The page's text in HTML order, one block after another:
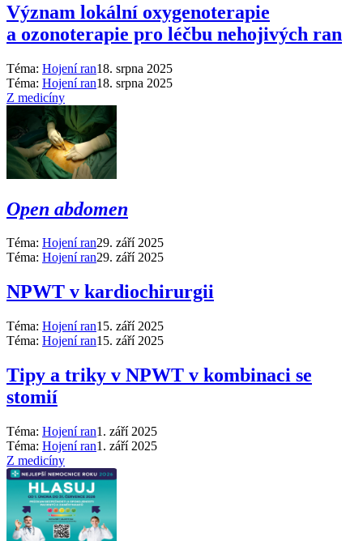
Význam lokální oxygenoterapie
a ozonoterapie pro léčbu nehojivých ran
Téma: Hojení ran18. srpna 2025
Téma: Hojení ran18. srpna 2025
Z medicíny
Open abdomen
Téma: Hojení ran29. září 2025
Téma: Hojení ran29. září 2025
NPWT v kardiochirurgii
Téma: Hojení ran15. září 2025
Téma: Hojení ran15. září 2025
Tipy a triky v NPWT v kombinaci se
stomií
Téma: Hojení ran1. září 2025
Téma: Hojení ran1. září 2025
Z medicíny